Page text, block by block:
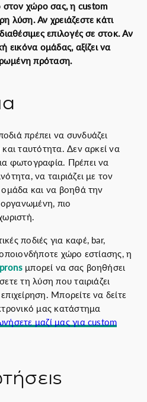
χώρο σας, η custom
λύση. Αν χρειάζεστε κάτι
επιλογές σε στοκ. Αν
εικόνα ομάδας, αξίζει να
πρόταση.
πρέπει να συνδυάζει
ταυτότητα. Δεν αρκεί να
φωτογραφία. Πρέπει να
να ταιριάζει με τον
ομάδα και να βοηθά την
οργανωμένη, πιο
ποδιές για καφέ, bar,
χώρο εστίασης, η
μπορεί να σας βοηθήσει
τη λύση που ταιριάζει
Μπορείτε να δείτε
μας κατάστημα
μαζί μας για custom